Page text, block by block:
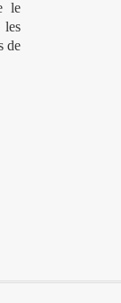
le
les
de